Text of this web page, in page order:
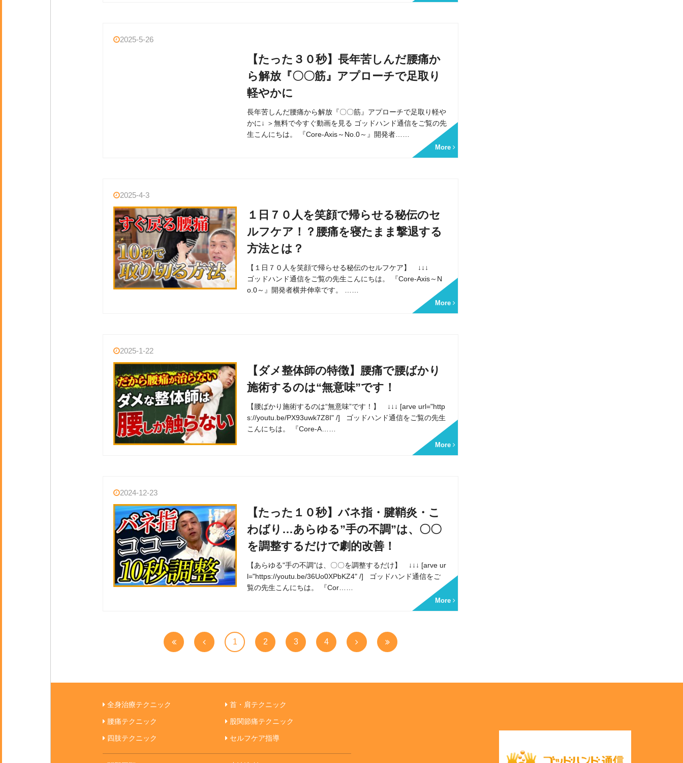
2025-5-26
【たった３０秒】長年苦しんだ腰痛か
ら解放『〇〇筋』アプローチで足取り
軽やかに
長年苦しんだ腰痛から解放『〇〇筋』アプローチで足取り軽や
かに↓ ＞無料で今すぐ動画を見る ゴッドハンド通信をご覧の先
生こんにちは。 『Core-Axis～No.0～』開発者……
More
2025-4-3
１日７０人を笑顔で帰らせる秘伝のセ
ルフケア！？腰痛を寝たまま撃退する
方法とは？
【１日７０人を笑顔で帰らせる秘伝のセルフケア】 ↓↓↓
ゴッドハンド通信をご覧の先生こんにちは。 『Core-Axis～N
o.0～』開発者横井伸幸です。 ……
More
2025-1-22
【ダメ整体師の特徴】腰痛で腰ばかり
施術するのは“無意味”です！
【腰ばかり施術するのは“無意味”です！】 ↓↓↓ [arve url="http
s://youtu.be/PX93uwk7Z8I" /] ゴッドハンド通信をご覧の先生
こんにちは。 『Core-A……
More
2024-12-23
【たった１０秒】バネ指・腱鞘炎・こ
わばり…あらゆる”手の不調”は、〇〇
を調整するだけで劇的改善！
【あらゆる"手の不調”は、〇〇を調整するだけ】 ↓↓↓ [arve ur
l="https://youtu.be/36Uo0XPbKZ4" /] ゴッドハンド通信をご
覧の先生こんにちは。 『Cor……
More
1 2 3 4
全身治療テクニック 首・肩テクニック
腰痛テクニック 股関節痛テクニック
四肢テクニック セルフケア指導